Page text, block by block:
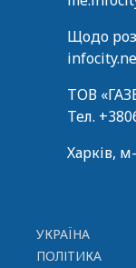
Щодо
ТОВ
Тел.
Харків,
УКРАЇНА
ПОЛІТИКА